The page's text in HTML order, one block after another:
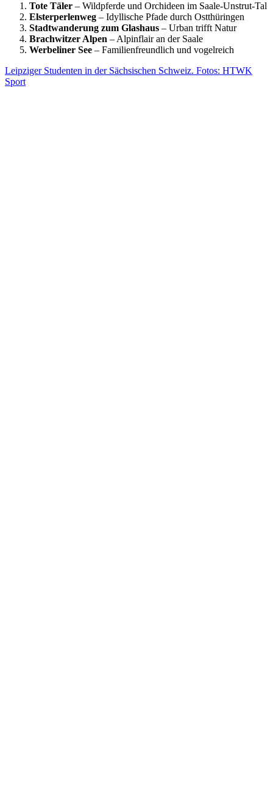
Tote Täler – Wildpferde und Orchideen im Saale-Unstrut-Tal
Elsterperlenweg – Idyllische Pfade durch Ostthüringen
Stadtwanderung zum Glashaus – Urban trifft Natur
Brachwitzer Alpen – Alpinflair an der Saale
Werbeliner See – Familienfreundlich und vogelreich
Leipziger Studenten in der Sächsischen Schweiz. Fotos: HTWK
Sport